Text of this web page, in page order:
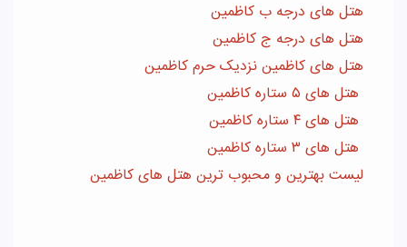
هتل های درجه ب کاظمین
هتل های درجه ج کاظمین
هتل های کاظمین نزدیک حرم کاظمین
هتل های ۵ ستاره کاظمین
هتل های ۴ ستاره کاظمین
هتل های ۳ ستاره کاظمین
لیست بهترین و محبوب ترین هتل های کاظمین